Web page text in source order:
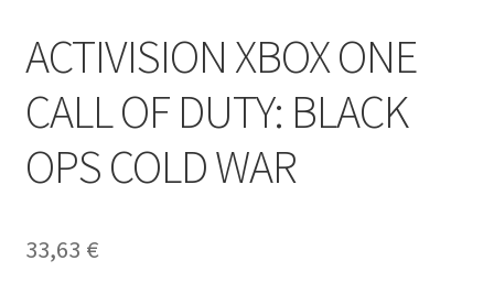
ACTIVISION XBOX ONE
CALL OF DUTY: BLACK
OPS COLD WAR
33,63 €